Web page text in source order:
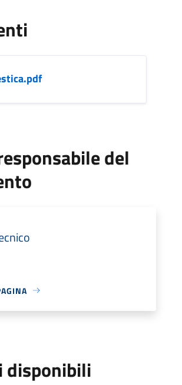
del
disponibili